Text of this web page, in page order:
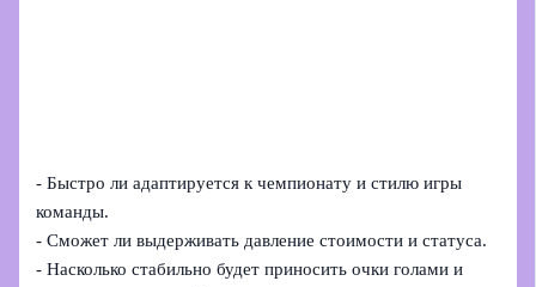
- Быстро ли адаптируется к чемпионату и стилю игры
команды.
- Сможет ли выдерживать давление стоимости и статуса.
- Насколько стабильно будет приносить очки голами и